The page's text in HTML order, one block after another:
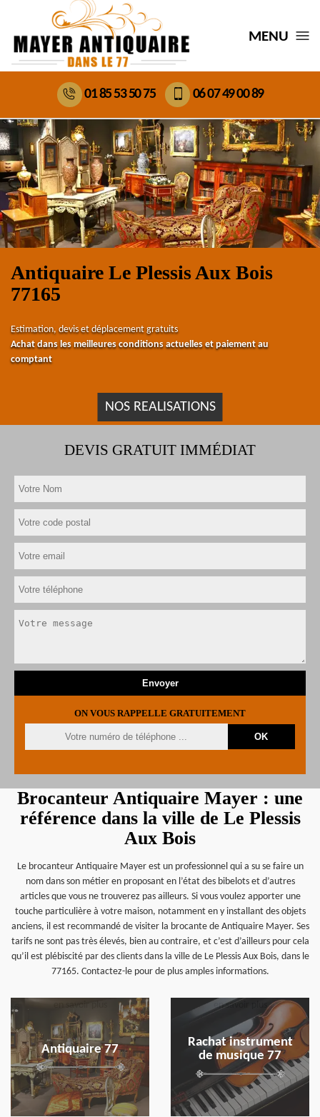
MENU
01 85 53 50 75 06 07 49 00 89
Antiquaire Le Plessis Aux Bois
77165
Estimation, devis et déplacement gratuits
Achat dans les meilleures conditions actuelles et paiement au
comptant
NOS REALISATIONS
DEVIS GRATUIT IMMÉDIAT
ON VOUS RAPPELLE GRATUITEMENT
Brocanteur Antiquaire Mayer : une
référence dans la ville de Le Plessis
Aux Bois
Le brocanteur Antiquaire Mayer est un professionnel qui a su se faire un
nom dans son métier en proposant en l’état des bibelots et d’autres
articles que vous ne trouverez pas ailleurs. Si vous voulez apporter une
touche particulière à votre maison, notamment en y installant des objets
anciens, il est recommandé de visiter la brocante de Antiquaire Mayer. Ses
tarifs ne sont pas très élevés, bien au contraire, et c’est d’ailleurs pour cela
qu’il est plébiscité par des clients dans la ville de Le Plessis Aux Bois, dans le
77165. Contactez-le pour de plus amples informations.
Antiquaire 77
en savoir plus
Rachat instrument
de musique 77
en savoir plus